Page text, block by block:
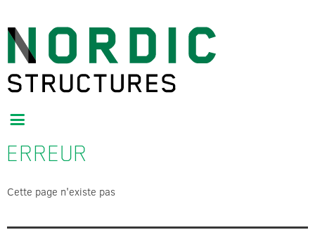
ERREUR
Cette page n'existe pas